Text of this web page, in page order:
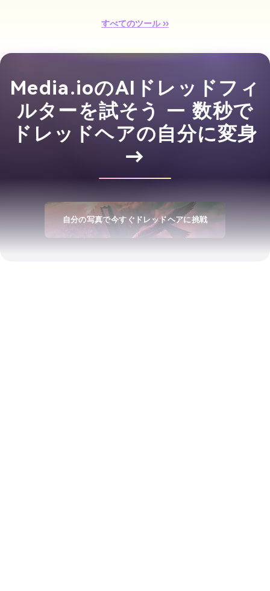
すべてのツール ››
Media.ioのAIドレッドフィ
ルターを試そう — 数秒で
ドレッドヘアの自分に変身
→
自分の写真で今すぐドレッドヘアに挑戦